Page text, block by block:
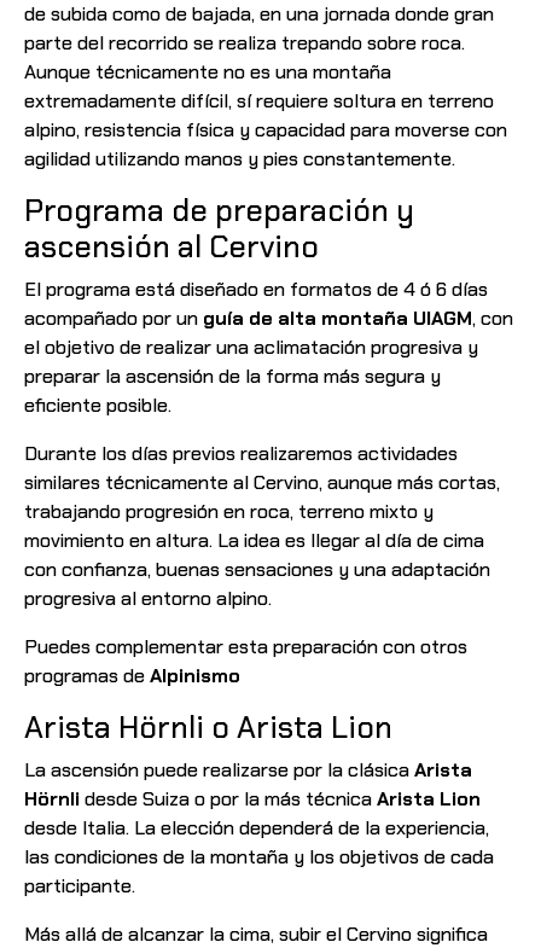
de subida como de bajada, en una jornada donde gran
parte del recorrido se realiza trepando sobre roca.
Aunque técnicamente no es una montaña
extremadamente difícil, sí requiere soltura en terreno
alpino, resistencia física y capacidad para moverse con
agilidad utilizando manos y pies constantemente.
Programa de preparación y
ascensión al Cervino
El programa está diseñado en formatos de 4 ó 6 días
acompañado por un guía de alta montaña UIAGM, con
el objetivo de realizar una aclimatación progresiva y
preparar la ascensión de la forma más segura y
eficiente posible.
Durante los días previos realizaremos actividades
similares técnicamente al Cervino, aunque más cortas,
trabajando progresión en roca, terreno mixto y
movimiento en altura. La idea es llegar al día de cima
con confianza, buenas sensaciones y una adaptación
progresiva al entorno alpino.
Puedes complementar esta preparación con otros
programas deAlpinismo
Arista Hörnli o Arista Lion
La ascensión puede realizarse por la clásicaArista
Hörnlidesde Suiza o por la más técnicaArista Lion
desde Italia. La elección dependerá de la experiencia,
las condiciones de la montaña y los objetivos de cada
participante.
Más allá de alcanzar la cima, subir el Cervino significa